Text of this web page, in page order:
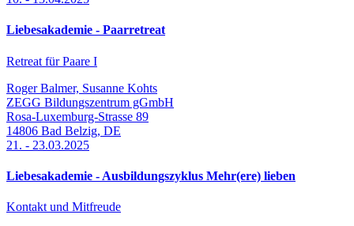
Liebesakademie - Paarretreat
Retreat für Paare I
Roger Balmer, Susanne Kohts
ZEGG Bildungszentrum gGmbH
Rosa-Luxemburg-Strasse 89
14806 Bad Belzig, DE
21. - 23.03.2025
Liebesakademie - Ausbildungszyklus Mehr(ere) lieben
Kontakt und Mitfreude